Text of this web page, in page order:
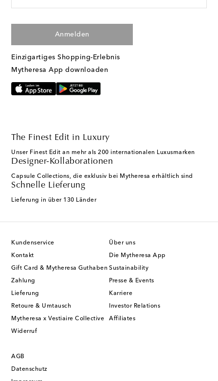
Anmelden
Einzigartiges Shopping-Erlebnis
Mytheresa App downloaden
The Finest Edit in Luxury
Unser Finest Edit an mehr als 200 internationalen Luxusmarken
Designer-Kollaborationen
Capsule Collections, die exklusiv bei Mytheresa erhältlich sind
Schnelle Lieferung
Lieferung in über 130 Länder
Kundenservice
Kontakt
Gift Card & Mytheresa Guthaben
Zahlung
Lieferung
Retoure & Umtausch
Mytheresa x Vestiaire Collective
Widerruf
Über uns
Die Mytheresa App
Sustainability
Presse & Events
Karriere
Investor Relations
Affiliates
AGB
Datenschutz